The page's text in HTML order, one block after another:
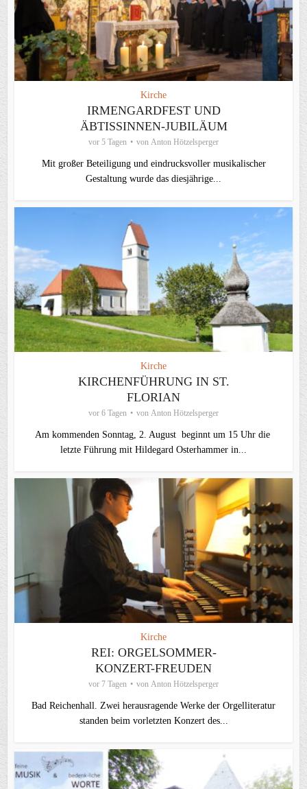
Kirche
IRMENGARDFEST UND
ÄBTISSINNEN-JUBILÄUM
vor 5 Tagen von Anton Hötzelsperger
Mit großer Beteiligung und eindrucksvoller musikalischer
Gestaltung wurde das diesjährige...
Kirche
KIRCHENFÜHRUNG IN ST.
FLORIAN
vor 6 Tagen von Anton Hötzelsperger
Am kommenden Sonntag, 2. August beginnt um 15 Uhr die
letzte Führung mit Hildegard Osterhammer in...
Kirche
REI: ORGELSOMMER-
KONZERT-FREUDEN
vor 7 Tagen von Anton Hötzelsperger
Bad Reichenhall. Zwei herausragende Werke der Orgelliteratur
standen beim vorletzten Konzert des...